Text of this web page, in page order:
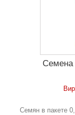
Семена
Семян в пакете